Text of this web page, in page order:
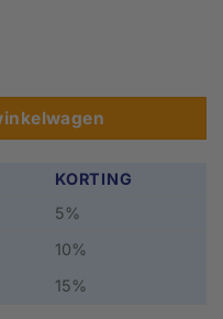
KORTING
5%
10%
15%